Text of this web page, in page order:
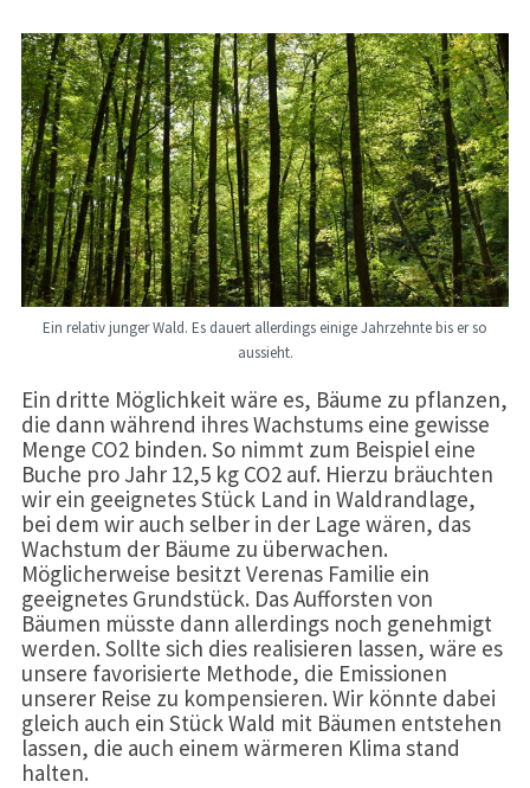
Ein relativ junger Wald. Es dauert allerdings einige Jahrzehnte bis er so
aussieht.
Ein dritte Möglichkeit wäre es, Bäume zu pflanzen,
die dann während ihres Wachstums eine gewisse
Menge CO2 binden. So nimmt zum Beispiel eine
Buche pro Jahr 12,5 kg CO2 auf. Hierzu bräuchten
wir ein geeignetes Stück Land in Waldrandlage,
bei dem wir auch selber in der Lage wären, das
Wachstum der Bäume zu überwachen.
Möglicherweise besitzt Verenas Familie ein
geeignetes Grundstück. Das Aufforsten von
Bäumen müsste dann allerdings noch genehmigt
werden. Sollte sich dies realisieren lassen, wäre es
unsere favorisierte Methode, die Emissionen
unserer Reise zu kompensieren. Wir könnte dabei
gleich auch ein Stück Wald mit Bäumen entstehen
lassen, die auch einem wärmeren Klima stand
halten.